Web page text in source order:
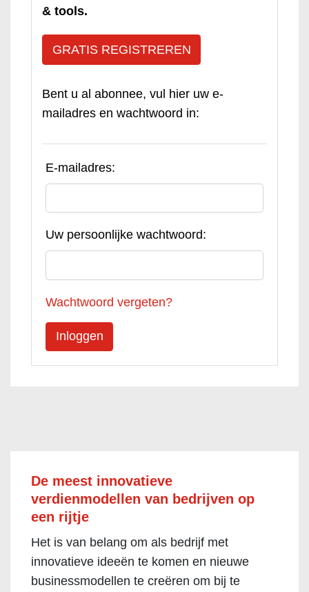
& tools.
GRATIS REGISTREREN
Bent u al abonnee, vul hier uw e-
mailadres en wachtwoord in:
E-mailadres:
Uw persoonlijke wachtwoord:
Wachtwoord vergeten?
De meest innovatieve
verdienmodellen van bedrijven op
een rijtje
Het is van belang om als bedrijf met
innovatieve ideeën te komen en nieuwe
businessmodellen te creëren om bij te